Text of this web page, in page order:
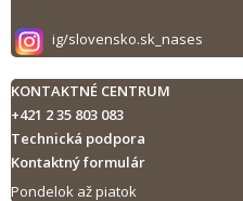
ig/slovensko.sk_nases
KONTAKTNÉ CENTRUM
+421 2 35 803 083
Technická podpora
Kontaktný formulár
Pondelok až piatok